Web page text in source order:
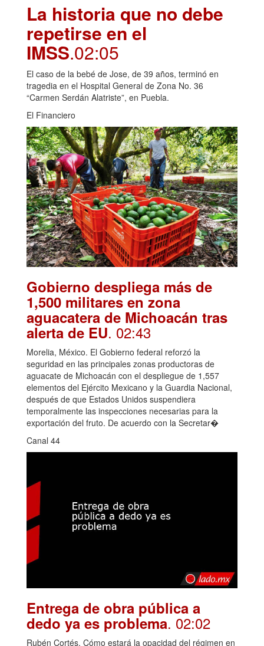
La historia que no debe
repetirse en el
IMSS.02:05
El caso de la bebé de Jose, de 39 años, terminó en
tragedia en el Hospital General de Zona No. 36
“Carmen Serdán Alatriste”, en Puebla.
El Financiero
Gobierno despliega más de
1,500 militares en zona
aguacatera de Michoacán tras
alerta de EU. 02:43
Morelia, México. El Gobierno federal reforzó la
seguridad en las principales zonas productoras de
aguacate de Michoacán con el despliegue de 1,557
elementos del Ejército Mexicano y la Guardia Nacional,
después de que Estados Unidos suspendiera
temporalmente las inspecciones necesarias para la
exportación del fruto. De acuerdo con la Secretar�
Canal 44
Entrega de obra pública a
dedo ya es problema. 02:02
Rubén Cortés. Cómo estará la opacidad del régimen en